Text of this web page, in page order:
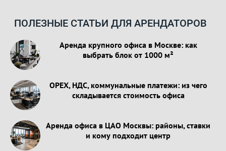
ПОЛЕЗНЫЕ СТАТЬИ ДЛЯ АРЕНДАТОРОВ
Аренда крупного офиса в Москве: как
выбрать блок от 1000 м²
OPEX, НДС, коммунальные платежи: из чего
складывается стоимость офиса
Аренда офиса в ЦАО Москвы: районы, ставки
и кому подходит центр